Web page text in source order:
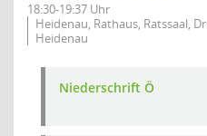
18:30-19:37 Uhr
Heidenau, Rathaus, Ratssaal,
Heidenau
Niederschrift Ö